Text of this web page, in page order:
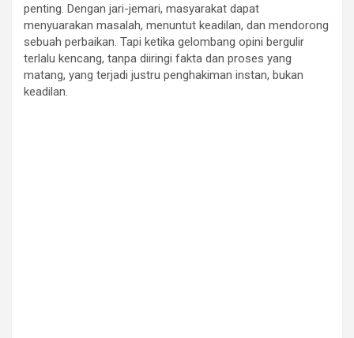
penting. Dengan jari-jemari, masyarakat dapat
menyuarakan masalah, menuntut keadilan, dan mendorong
sebuah perbaikan. Tapi ketika gelombang opini bergulir
terlalu kencang, tanpa diiringi fakta dan proses yang
matang, yang terjadi justru penghakiman instan, bukan
keadilan.